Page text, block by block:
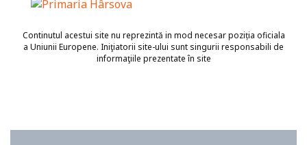
Continutul acestui site nu reprezintă in mod necesar poziția oficiala
a Uniunii Europene. Iniţiatorii site-ului sunt singurii responsabili de
informaţiile prezentate în site